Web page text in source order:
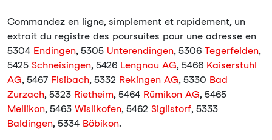
Commandez en ligne, simplement et rapidement, un
extrait du registre des poursuites pour une adresse en
5304 Endingen, 5305 Unterendingen, 5306 Tegerfelden,
5425 Schneisingen, 5426 Lengnau AG, 5466 Kaiserstuhl
AG, 5467 Fisibach, 5332 Rekingen AG, 5330 Bad
Zurzach, 5323 Rietheim, 5464 Rümikon AG, 5465
Mellikon, 5463 Wislikofen, 5462 Siglistorf, 5333
Baldingen, 5334 Böbikon.